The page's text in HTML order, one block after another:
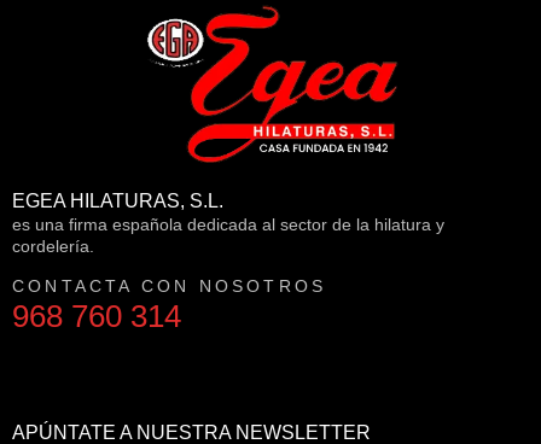
EGEA HILATURAS, S.L.
es una firma española dedicada al sector de la hilatura y
cordelería.
CONTACTA CON NOSOTROS
968 760 314
APÚNTATE A NUESTRA NEWSLETTER